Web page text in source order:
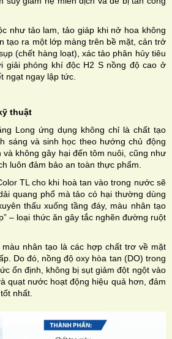
như tảo lam, tảo giáp khi nở hoa không
tạo ra một lớp màng trên bề mặt, cản trở
(chết hàng loạt), xác tảo phân hủy tiêu
giải phóng khí độc H2 S nồng độ cao ở
ngạt ngay lập tức.
thuật
Long ứng dụng không chỉ là chất tạo
sáng và sinh học theo hướng chủ động
không gây hại đến tôm nuôi, cũng như
luôn đảm bảo an toàn thực phẩm.
TL cho khi hoà tan vào trong nước sẽ
quang phổ mà tảo có hại thường dùng
thấu xuống tầng đáy, màu nhân tạo
– loại thức ăn gây tắc nghẽn đường ruột
màu nhân tạo là các hợp chất trơ về mặt
Do đó, nồng độ oxy hòa tan (DO) trong
ổn định, không bị sụt giảm đột ngột vào
quạt nước hoạt động hiệu quả hơn, đảm
nhất.